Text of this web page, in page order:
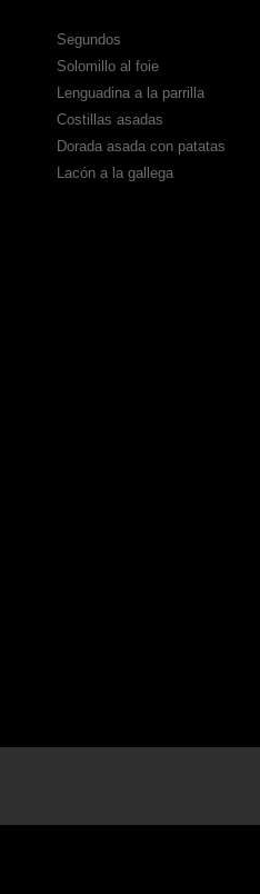
Segundos
Solomillo al foie
Lenguadina a la parrilla
Costillas asadas
Dorada asada con patatas
Lacón a la gallega